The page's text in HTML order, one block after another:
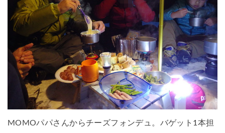
MOMOパパさんからチーズフォンデュ。バゲット1本担